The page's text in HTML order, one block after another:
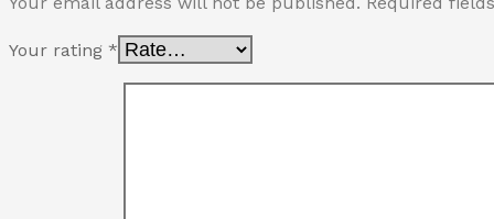
Your rating *